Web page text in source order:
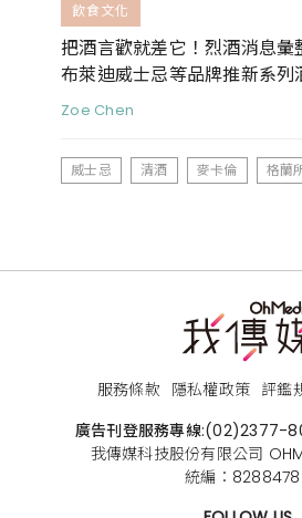
飲食文化
把酒言歡就差它！烈酒消息彙
布萊迪威士忌等品牌推新系
聯名日本酒
Zoe Chen
威士忌 清酒 麥卡倫 格蘭
服務條款 隱私權政策 評鑑
廣告刊登服務專線:(02)2377-
我傳媒科技股份有限公司
統編：